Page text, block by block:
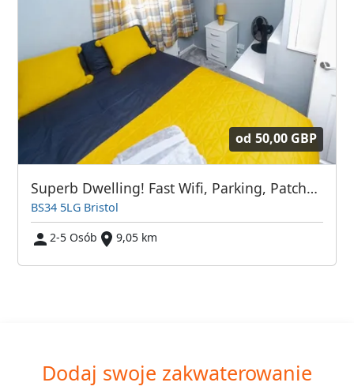
od 50,00 GBP
Superb Dwelling! Fast Wifi, Parking, Patchway
BS34 5LG Bristol
2-5 Osób
9,05 km
Dodaj swoje zakwaterowanie